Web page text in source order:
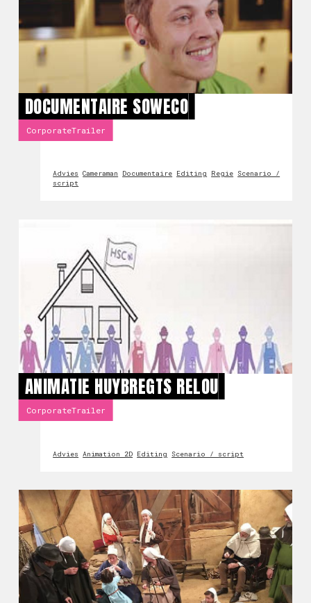
DOCUMENTAIRE SOWECO
CorporateTrailer
Advies Cameraman Documentaire Editing Regie Scenario /
script
ANIMATIE HUYBREGTS RELOU
CorporateTrailer
Advies Animation 2D Editing Scenario / script